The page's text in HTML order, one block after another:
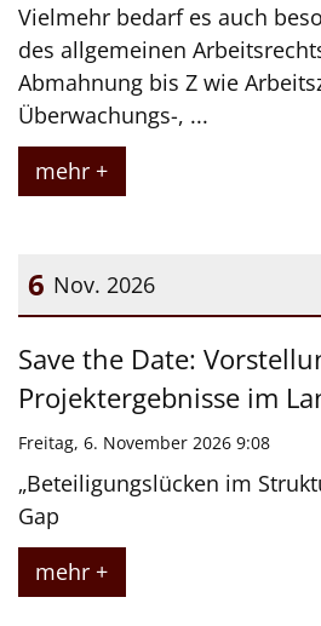
Vielmehr bedarf es auch
des allgemeinen
Abmahnung bis Z wie
Überwachungs-, ...
mehr +
6 Nov. 2026
Save the Date:
Projektergebnisse im
Freitag, 6. November 2026 9:08
„Beteiligungslücken im
Gap
mehr +